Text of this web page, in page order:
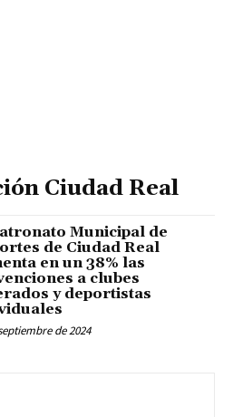
Ciudad Real
Municipal de
de Ciudad Real
en un 38% las
a clubes
y deportistas
de 2024